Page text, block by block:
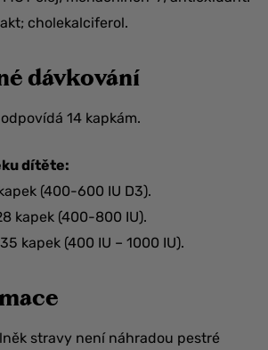
cholekalciferol.
dávkování
14 kapkám.
dítěte:
(400-600 IU D3).
kapek (400-800 IU).
kapek (400 IU – 1000 IU).
stravy není náhradou pestré